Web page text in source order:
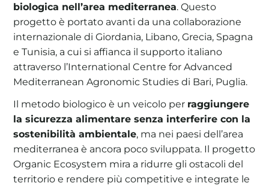
biologica nell’area mediterranea. Questo
progetto è portato avanti da una collaborazione
internazionale di Giordania, Libano, Grecia, Spagna
e Tunisia, a cui si affianca il supporto italiano
attraverso l’International Centre for Advanced
Mediterranean Agronomic Studies di Bari, Puglia.
Il metodo biologico è un veicolo per raggiungere
la sicurezza alimentare senza interferire con la
sostenibilità ambientale, ma nei paesi dell’area
mediterranea è ancora poco sviluppata. Il progetto
Organic Ecosystem mira a ridurre gli ostacoli del
territorio e rendere più competitive e integrate le